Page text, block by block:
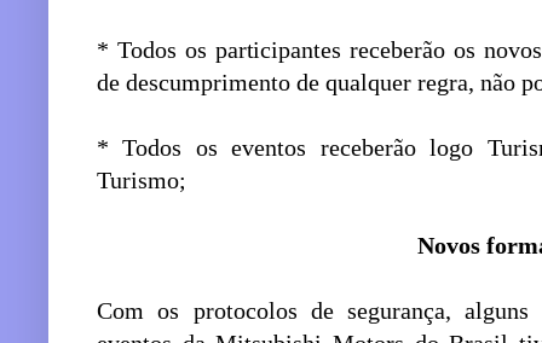
* Todos os participantes receberão os
de descumprimento de qualquer regra, não
* Todos os eventos receberão logo
Turismo;
Novos
Com os protocolos de segurança,